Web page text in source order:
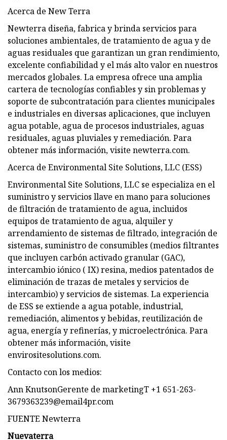
Acerca de New Terra
Newterra diseña, fabrica y brinda servicios para
soluciones ambientales, de tratamiento de agua y de
aguas residuales que garantizan un gran rendimiento,
excelente confiabilidad y el más alto valor en nuestros
mercados globales. La empresa ofrece una amplia
cartera de tecnologías confiables y sin problemas y
soporte de subcontratación para clientes municipales
e industriales en diversas aplicaciones, que incluyen
agua potable, agua de procesos industriales, aguas
residuales, aguas pluviales y remediación. Para
obtener más información, visite newterra.com.
Acerca de Environmental Site Solutions, LLC (ESS)
Environmental Site Solutions, LLC se especializa en el
suministro y servicios llave en mano para soluciones
de filtración de tratamiento de agua, incluidos
equipos de tratamiento de agua, alquiler y
arrendamiento de sistemas de filtrado, integración de
sistemas, suministro de consumibles (medios filtrantes
que incluyen carbón activado granular (GAC),
intercambio iónico ( IX) resina, medios patentados de
eliminación de trazas de metales y servicios de
intercambio) y servicios de sistemas. La experiencia
de ESS se extiende a agua potable, industrial,
remediación, alimentos y bebidas, reutilización de
agua, energía y refinerías, y microelectrónica. Para
obtener más información, visite
envirositesolutions.com.
Contacto con los medios:
Ann KnutsonGerente de marketingT +1 651-263-
3679363239@email4pr.com
FUENTE Newterra
Nuevaterra